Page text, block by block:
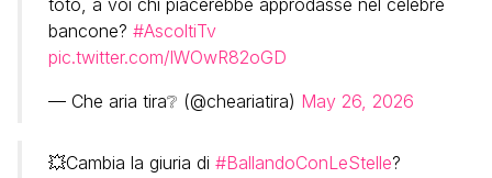
toto, a voi chi piacerebbe approdasse nel celebre
bancone? #AscoltiTv
pic.twitter.com/lWOwR82oGD
— Che aria tira❔ (@cheariatira) May 26, 2026
💥Cambia la giuria di #BallandoConLeStelle?